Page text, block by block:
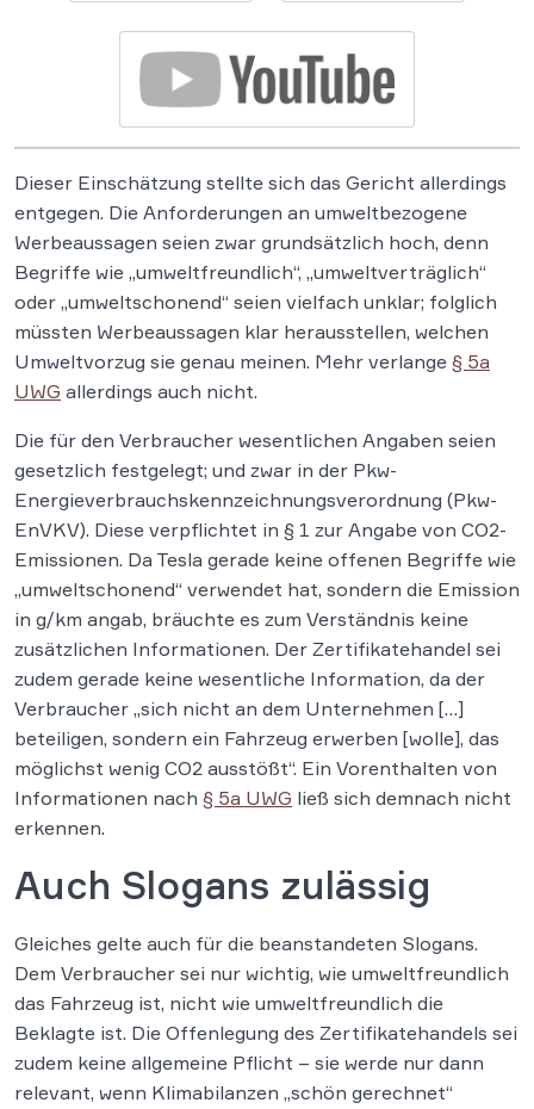
Dieser Einschätzung stellte sich das Gericht allerdings
entgegen. Die Anforderungen an umweltbezogene
Werbeaussagen seien zwar grundsätzlich hoch, denn
Begriffe wie „umweltfreundlich“, „umweltverträglich“
oder „umweltschonend“ seien vielfach unklar; folglich
müssten Werbeaussagen klar herausstellen, welchen
Umweltvorzug sie genau meinen. Mehr verlange § 5a
UWG allerdings auch nicht.
Die für den Verbraucher wesentlichen Angaben seien
gesetzlich festgelegt; und zwar in der Pkw-
Energieverbrauchskennzeichnungsverordnung (Pkw-
EnVKV). Diese verpflichtet in § 1 zur Angabe von CO2-
Emissionen. Da Tesla gerade keine offenen Begriffe wie
„umweltschonend“ verwendet hat, sondern die Emission
in g/km angab, bräuchte es zum Verständnis keine
zusätzlichen Informationen. Der Zertifikatehandel sei
zudem gerade keine wesentliche Information, da der
Verbraucher „sich nicht an dem Unternehmen […]
beteiligen, sondern ein Fahrzeug erwerben [wolle], das
möglichst wenig CO2 ausstößt“. Ein Vorenthalten von
Informationen nach § 5a UWG ließ sich demnach nicht
erkennen.
Auch Slogans zulässig
Gleiches gelte auch für die beanstandeten Slogans.
Dem Verbraucher sei nur wichtig, wie umweltfreundlich
das Fahrzeug ist, nicht wie umweltfreundlich die
Beklagte ist. Die Offenlegung des Zertifikatehandels sei
zudem keine allgemeine Pflicht – sie werde nur dann
relevant, wenn Klimabilanzen „schön gerechnet“